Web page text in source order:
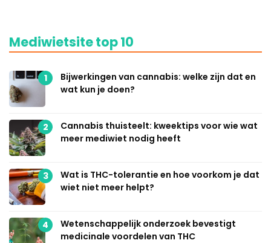
Mediwietsite top 10
1
Bijwerkingen van cannabis: welke zijn dat en
wat kun je doen?
2
Cannabis thuisteelt: kweektips voor wie wat
meer mediwiet nodig heeft
3
Wat is THC-tolerantie en hoe voorkom je dat
wiet niet meer helpt?
4
Wetenschappelijk onderzoek bevestigt
medicinale voordelen van THC